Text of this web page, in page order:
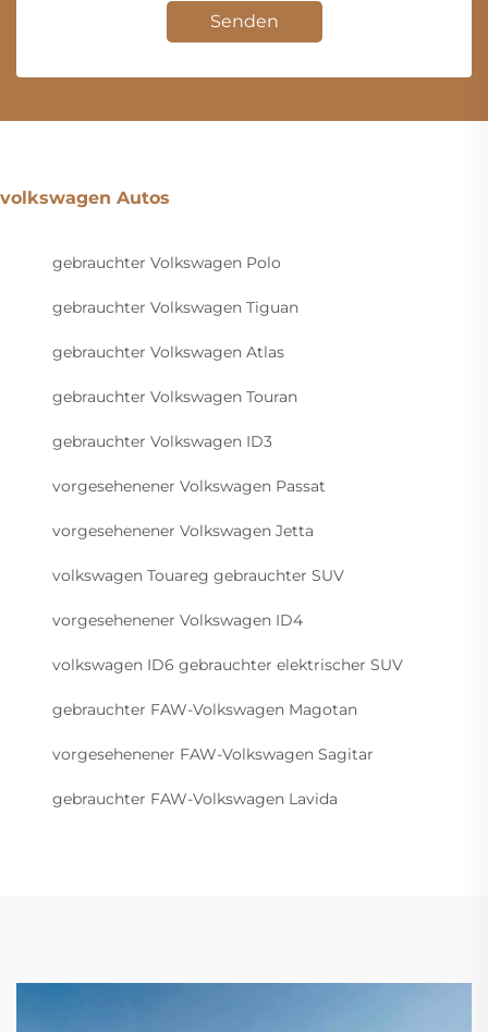
Senden
volkswagen Autos
gebrauchter Volkswagen Polo
gebrauchter Volkswagen Tiguan
gebrauchter Volkswagen Atlas
gebrauchter Volkswagen Touran
gebrauchter Volkswagen ID3
vorgesehenener Volkswagen Passat
vorgesehenener Volkswagen Jetta
volkswagen Touareg gebrauchter SUV
vorgesehenener Volkswagen ID4
volkswagen ID6 gebrauchter elektrischer SUV
gebrauchter FAW-Volkswagen Magotan
vorgesehenener FAW-Volkswagen Sagitar
gebrauchter FAW-Volkswagen Lavida